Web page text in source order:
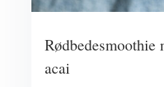
Rødbedesmoothie
acai